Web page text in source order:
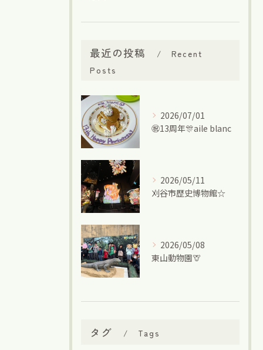
最近の投稿
Recent
Posts
2026/07/01
㊗13周年🎊aile blanc
2026/05/11
刈谷市歴史博物館☆
2026/05/08
東山動物園🦒
タグ Tags